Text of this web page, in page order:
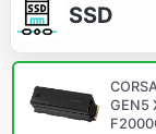
SSD
GEN5